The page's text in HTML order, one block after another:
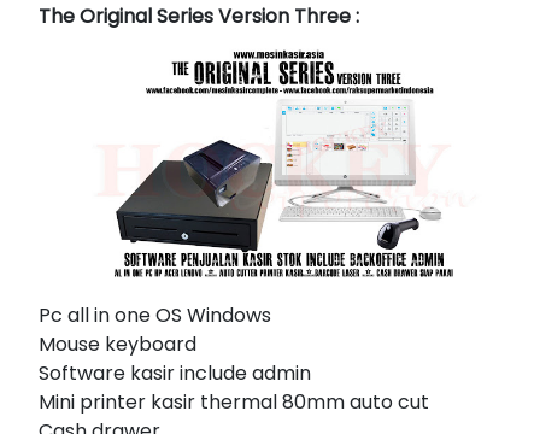
The Original Series Version Three :
Pc all in one OS Windows
Mouse keyboard
Software kasir include admin
Mini printer kasir thermal 80mm auto cut